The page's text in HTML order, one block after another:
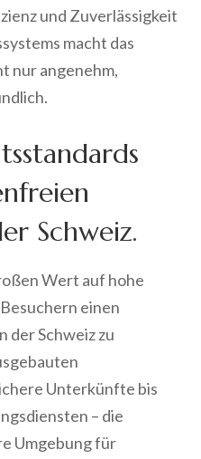
und Zuverlässigkeit
macht das
nur angenehm,
Schweiz.
Wert auf hohe
einen
der Schweiz zu
Unterkünfte bis
– die
Umgebung für